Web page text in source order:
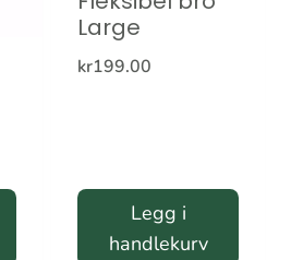
Large
kr199.00
Legg i
handlekurv